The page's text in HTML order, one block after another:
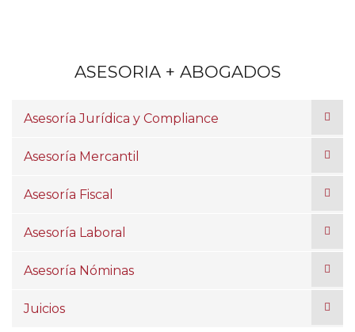
ASESORIA + ABOGADOS
Asesoría Jurídica y Compliance
Asesoría Mercantil
Asesoría Fiscal
Asesoría Laboral
Asesoría Nóminas
Juicios